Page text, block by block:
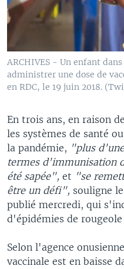
ARCHIVES - Un enfant
administrer une dose de
en RDC, le 19 juin 2018.
En trois ans, en raison
les systèmes de santé
la pandémie, "plus
termes d'immunisation
été sapée", et "se
être un défi", souligne
publié mercredi, qui
d'épidémies de
Selon l'agence
vaccinale est en baisse